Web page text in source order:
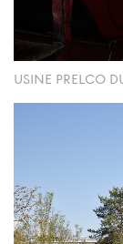
USINE PRELCO